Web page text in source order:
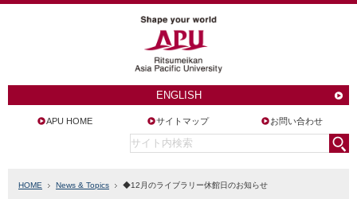
ENGLISH
APU HOME サイトマップ お問い合わせ
HOME News & Topics ◆12月のライブラリー休館日のお知らせ